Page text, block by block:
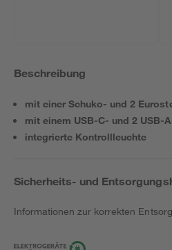
Beschreibung
mit einer Schuko- und 2
mit einem USB-C- und 2 USB-
integrierte Kontrollleuchte
Sicherheits- und
Informationen zur korrekten